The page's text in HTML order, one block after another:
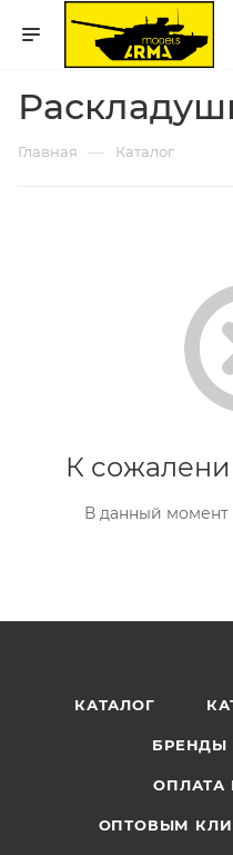
Главная — Каталог
К
В данный момент
КАТАЛОГ
БРЕНДЫ
ОПЛАТА
ОПТОВЫМ